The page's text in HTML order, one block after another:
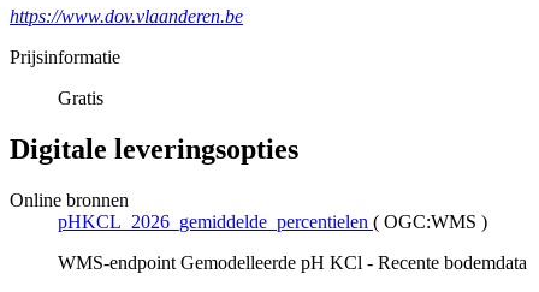
https://www.dov.vlaanderen.be
Prijsinformatie
Gratis
Digitale leveringsopties
Online bronnen
pHKCL_2026_gemiddelde_percentielen ( OGC:WMS )
WMS-endpoint Gemodelleerde pH KCl - Recente bodemdata